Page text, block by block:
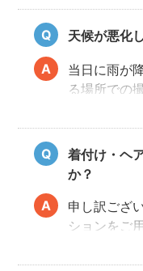
ださい。
天候が悪化
当日に雨が
る場所での
また、撮影
不良の場合
行もしくは
日時変更方法
着付け・ヘ
か？
申し訳ござ
ションをご